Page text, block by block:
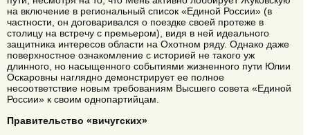
на включение в региональный список «Единой России» (в
частности, он договаривался о поездке своей протеже в
столицу на встречу с премьером), видя в ней идеального
защитника интересов области на Охотном ряду. Однако даже
поверхностное ознакомление с историей не такого уж
длинного, но насыщенного событиями жизненного пути Юлии
Оскаровны наглядно демонстрирует ее полное
несоответствие новым требованиям Высшего совета «Единой
России» к своим однопартийцам.
Правительство «вичугских»